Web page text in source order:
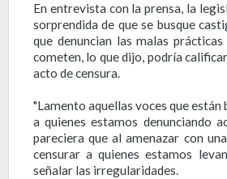
En entrevista con la prensa, la
sorprendida de que se busque
que denuncian las malas
cometen, lo que dijo, podría
acto de censura.
"Lamento aquellas voces que están
a quienes estamos denunciando
pareciera que al amenazar con
censurar a quienes estamos
señalar las irregularidades.